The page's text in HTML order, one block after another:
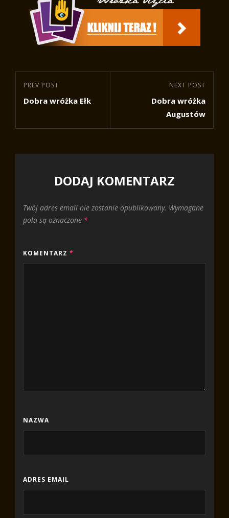
Nawigacja
wpisu
Previous
Post
PREV POST
Dobra wróżka Ełk
NEXT POST
Dobra wróżka
Augustów
DODAJ KOMENTARZ
Twój adres email nie zostanie opublikowany. Wymagane
pola są oznaczone *
KOMENTARZ *
NAZWA
ADRES EMAIL